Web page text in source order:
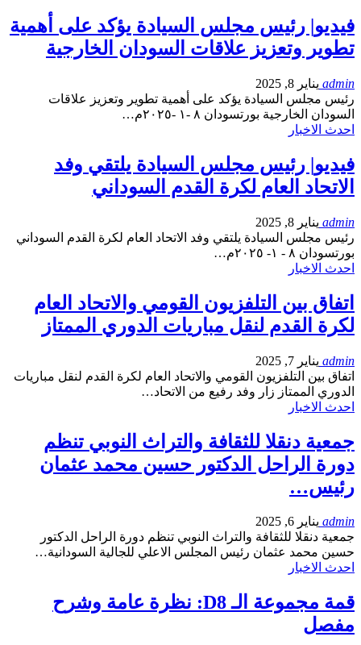
فيديو| رئيس مجلس السيادة يؤكد على أهمية
تطوير وتعزيز علاقات السودان الخارجية
admin يناير 8, 2025
رئيس مجلس السيادة يؤكد على أهمية تطوير وتعزيز علاقات
السودان الخارجية بورتسودان ٨ -١ -٢٠٢٥م…
احدث الاخبار
فيديو| رئيس مجلس السيادة يلتقي وفد
الاتحاد العام لكرة القدم السوداني
admin يناير 8, 2025
رئيس مجلس السيادة يلتقي وفد الاتحاد العام لكرة القدم السوداني
بورتسودان ٨ - ١- ٢٠٢٥م…
احدث الاخبار
اتفاق بين التلفزيون القومي والاتحاد العام
لكرة القدم لنقل مباريات الدوري الممتاز
admin يناير 7, 2025
اتفاق بين التلفزيون القومي والاتحاد العام لكرة القدم لنقل مباريات
الدوري الممتاز زار وفد رفيع من الاتحاد…
احدث الاخبار
جمعية دنقلا للثقافة والتراث النوبي تنظم
دورة الراحل الدكتور حسين محمد عثمان
رئيس…
admin يناير 6, 2025
جمعية دنقلا للثقافة والتراث النوبي تنظم دورة الراحل الدكتور
حسين محمد عثمان رئيس المجلس الاعلي للجالية السودانية…
احدث الاخبار
قمة مجموعة الـ D8: نظرة عامة وشرح
مفصل